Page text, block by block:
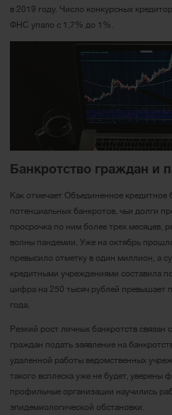
в 2019 году. Число конкурсных
ФНС упало с 1,7% до 1%.
Банкротство граждан и
Как отмечает Объединенное
потенциальных банкротов, чьи долги
просрочка по ним более трех месяцев,
волны пандемии. Уже на октябрь
превысило отметку в один миллион, а
кредитными учреждениями составила
цифра на 250 тысяч рублей превышает
года.
Резкий рост личных банкротств
граждан подать заявление на
удаленной работы ведомственных
такого всплеска уже не будет, уверены
профильные организации научились
эпидемиологической обстановки.